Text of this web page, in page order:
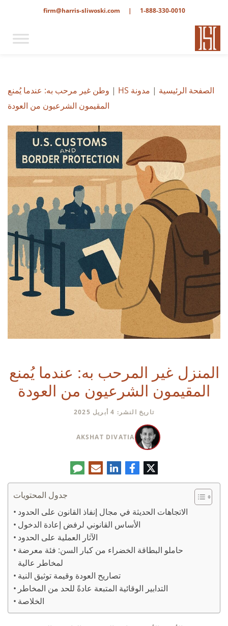
1-888-330-0010
|
firm@harris-sliwoski.com
الصفحة الرئيسية | مدونة HS | وطن غير مرحب به: عندما يُمنع
المقيمون الشرعيون من العودة
المنزل غير المرحب به: عندما يُمنع
المقيمون الشرعيون من العودة
تاريخ النشر: 4 أبريل 2025
AKSHAT DIVATIA
تويترفيسبوكلينكدإنالبريد
الإلكتروني
تعليق
جدول المحتويات
الاتجاهات الحديثة في مجال إنفاذ القانون على الحدود
الأساس القانوني لرفض إعادة الدخول
الآثار العملية على الحدود
حاملو البطاقة الخضراء من كبار السن: فئة معرضة
لمخاطر عالية
تصاريح العودة وقيمة توثيق النية
التدابير الوقائية المتبعة عادةً للحد من المخاطر
الخلاصة